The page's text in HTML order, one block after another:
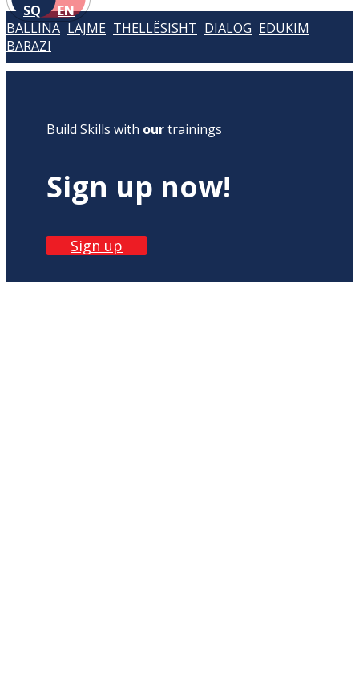
SQ EN
BALLINA LAJME THELLËSISHT DIALOG EDUKIM
BARAZI
Build Skills with ourtrainings
Sign up now!
Sign up